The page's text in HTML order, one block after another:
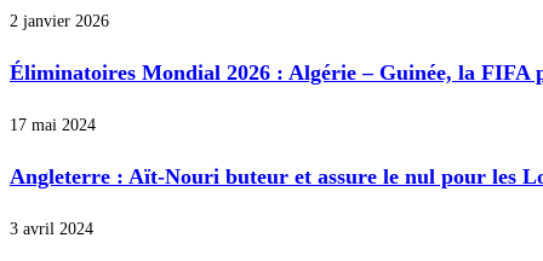
2 janvier 2026
Éliminatoires Mondial 2026 : Algérie – Guinée, la
17 mai 2024
Angleterre : Aït-Nouri buteur et assure le nul pour les
3 avril 2024